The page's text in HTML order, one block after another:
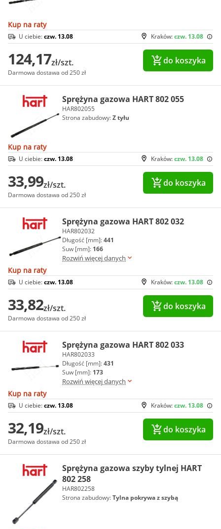
Kup na raty
Kraków:czw. 13.08
U ciebie:czw. 13.08
124,17zł/szt.
Darmowa dostawa od 250 zł
do koszyka
Sprężyna gazowa HART 802 055
HAR802055
Strona zabudowy:Z tyłu
Kup na raty
Kraków:czw. 13.08
U ciebie:czw. 13.08
33,99zł/szt.
Darmowa dostawa od 250 zł
do koszyka
Sprężyna gazowa HART 802 032
HAR802032
Długość [mm]:441
Suw [mm]: 166
Rozwiń więcej danych
Kup na raty
Kraków:czw. 13.08
U ciebie:czw. 13.08
33,82zł/szt.
Darmowa dostawa od 250 zł
do koszyka
Sprężyna gazowa HART 802 033
HAR802033
Długość [mm]:431
Suw [mm]: 173
Rozwiń więcej danych
Kup na raty
Kraków:czw. 13.08
U ciebie:czw. 13.08
32,19zł/szt.
Darmowa dostawa od 250 zł
do koszyka
Sprężyna gazowa szyby tylnej HART
802 258
HAR802258
Strona zabudowy:Tylna pokrywa z szybą